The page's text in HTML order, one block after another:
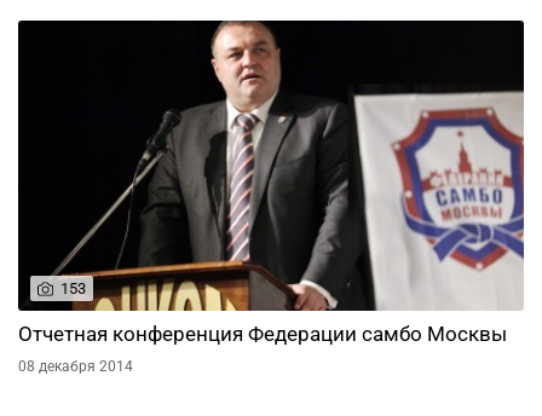
153
Отчетная конференция Федерации самбо Москвы
08 декабря 2014